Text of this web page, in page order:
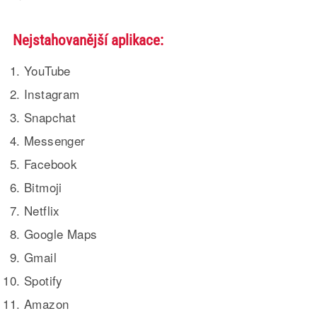
Nejstahovanější aplikace:
YouTube
Instagram
Snapchat
Messenger
Facebook
Bitmoji
Netflix
Google Maps
Gmail
Spotify
Amazon